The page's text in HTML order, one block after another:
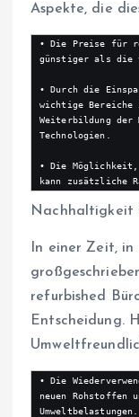
Aspekte, die
• Die Preise für
günstiger als die
• Durch die
wichtige
Weiterbildung der
Technologien.
• Die Möglichkeit,
kann zusätzliche
Nachhaltigkeit
In einer Zeit,
refurbished
Entscheidung.
• Die
neuen Rohstoffen
Umweltbelastungen.